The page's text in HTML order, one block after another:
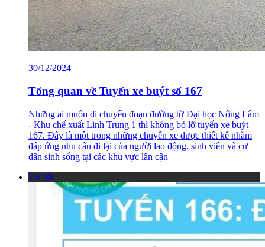
30/12/2024
Tổng quan về Tuyến xe buýt số 167
Những ai muốn di chuyển đoạn đường từ Đại học Nông Lâm
- Khu chế xuất Linh Trung 1 thì không bỏ lỡ tuyến xe buýt
167. Đây là một trong những chuyến xe được thiết kế nhằm
đáp ứng nhu cầu đi lại của người lao động, sinh viên và cư
dân sinh sống tại các khu vực lân cận
Tin tức